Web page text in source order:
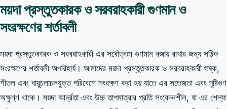
ময়দা প্রস্তুতকারক ও সরবরাহকারী গুণমান ও
সংরক্ষণের শর্তাবলী
ময়দা প্রস্তুতকারক ও সরবরাহকারী এর সর্বোত্তম গুণমান বজায় রাখার জন্য সঠিক
সংরক্ষণের শর্তাবলী অপরিহার্য। আমাদের ময়দা প্রস্তুতকারক ও সরবরাহকারী শুষ্ক,
শীতল এবং বায়ুচলাচলযুক্ত পরিবেশে সংরক্ষণ করা হয় যাতে এর সতেজতা এবং পুষ্টিগুণ
অক্ষুণ্ণ থাকে। ময়দা আর্দ্রতা এবং উচ্চ তাপমাত্রার প্রতি সংবেদনশীল, যা এর শেল্ফ